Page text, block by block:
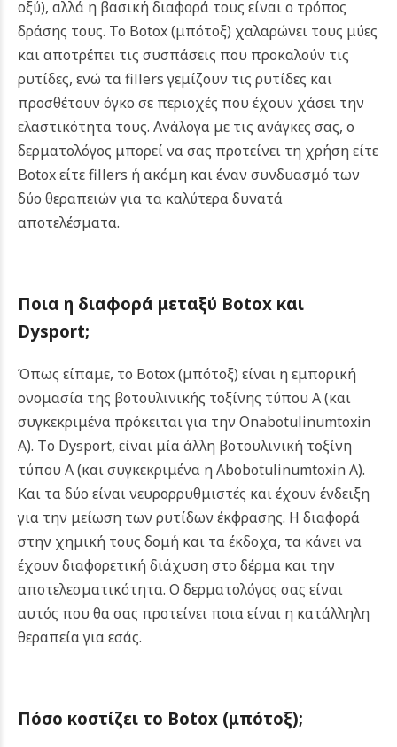
οξύ), αλλά η βασική διαφορά τους είναι ο τρόπος
δράσης τους. Το Botox(μπότοξ) χαλαρώνει τους μύες
και αποτρέπει τις συσπάσεις που προκαλούν τις
ρυτίδες, ενώ τα fillers γεμίζουν τις ρυτίδες και
προσθέτουν όγκο σε περιοχές που έχουν χάσει την
ελαστικότητα τους. Ανάλογα με τις ανάγκες σας, ο
δερματολόγος μπορεί να σας προτείνει τη χρήση είτε
Botox είτε fillers ή ακόμη και έναν συνδυασμό των
δύο θεραπειών για τα καλύτερα δυνατά
αποτελέσματα.
Ποια η διαφορά μεταξύ Botox και
Dysport;
Όπως είπαμε, το Botox (μπότοξ) είναι η εμπορική
ονομασία της βοτουλινικής τοξίνης τύπου Α (και
συγκεκριμένα πρόκειται για την Onabotulinumtoxin
A). Τo Dysport, είναι μία άλλη βοτουλινική τοξίνη
τύπου Α (και συγκεκριμένα η Abobotulinumtoxin A).
Και τα δύο είναι νευρορρυθμιστές και έχουν ένδειξη
για την μείωση των ρυτίδων έκφρασης. Η διαφορά
στην χημική τους δομή και τα έκδοχα, τα κάνει να
έχουν διαφορετική διάχυση στο δέρμα και την
αποτελεσματικότητα. Ο δερματολόγος σας είναι
αυτός που θα σας προτείνει ποια είναι η κατάλληλη
θεραπεία για εσάς.
Πόσο κοστίζει το Botox (μπότοξ);